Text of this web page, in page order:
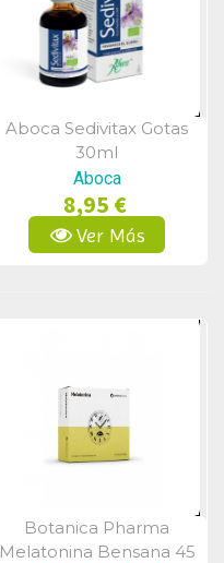
Vista Rápida
Aboca Sedivitax Gotas
30ml
Aboca
8,95 €
Ver Más
Vista Rápida
Botanica Pharma
Melatonina Bensana 45